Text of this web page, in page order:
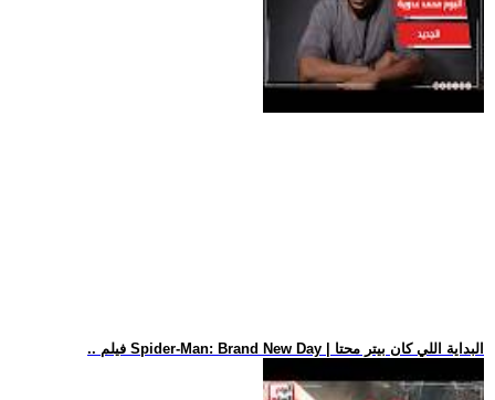
.. فيلم Spider-Man: Brand New Day | البداية اللي كان بيتر محتا